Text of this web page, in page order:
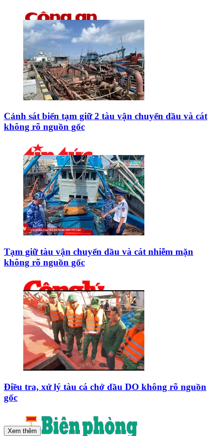
Cảnh sát biển tạm giữ 2 tàu vận chuyển dầu và cát
không rõ nguồn gốc
Tạm giữ tàu vận chuyển dầu và cát nhiễm mặn
không rõ nguồn gốc
Điều tra, xử lý tàu cá chở dầu DO không rõ nguồn
gốc
Xem thêm